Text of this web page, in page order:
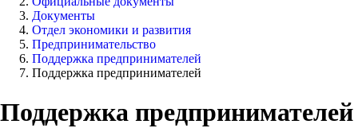
Документы
Отдел экономики и развития
Предпринимательство
Поддержка предпринимателей
Поддержка предпринимателей
Поддержка предпринимателей